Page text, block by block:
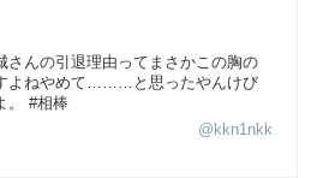
さんの引退理由ってまさかこの胸の
よねやめて………と思ったやんけび
。 #相棒
@kkn1nkk